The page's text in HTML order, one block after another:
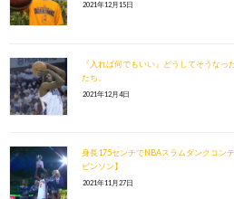
2021年12月15日
『入れば何でもいい』どうしてそうな
たち。
2021年12月4日
身長175センチでNBAスラムダンクコン
ビンソン】
2021年11月27日